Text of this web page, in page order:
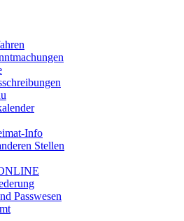
Info
Stellen
Passwesen